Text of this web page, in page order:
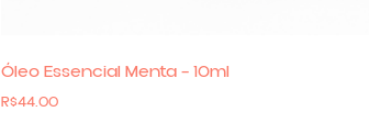
Óleo Essencial Menta – 10ml
R$44.00